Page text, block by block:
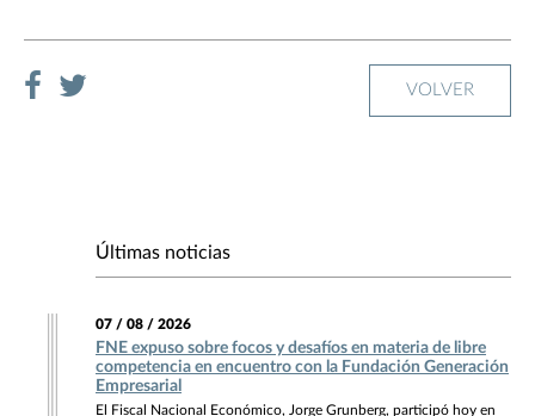
VOLVER
Últimas noticias
07 / 08 / 2026
FNE expuso sobre focos y desafíos en materia de libre
competencia en encuentro con la Fundación Generación
Empresarial
El Fiscal Nacional Económico, Jorge Grunberg, participó hoy en